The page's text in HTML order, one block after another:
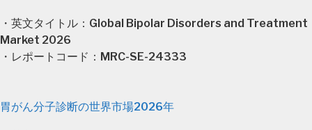
・英文タイトル：Global Bipolar Disorders and Treatment
Market 2026
・レポートコード：MRC-SE-24333
胃がん分子診断の世界市場2026年